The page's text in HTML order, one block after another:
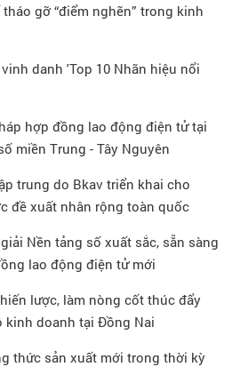
gỡ “điểm nghẽn” trong kinh
danh 'Top 10 Nhãn hiệu nổi
hợp đồng lao động điện tử tại
miền Trung - Tây Nguyên
trung do Bkav triển khai cho
đề xuất nhân rộng toàn quốc
Nền tảng số xuất sắc, sẵn sàng
lao động điện tử mới
lược, làm nòng cốt thúc đẩy
kinh doanh tại Đồng Nai
thức sản xuất mới trong thời kỳ